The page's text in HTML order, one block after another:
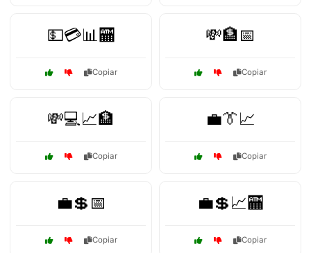
💵💳📊🏧
Copiar
💸🏦📅
Copiar
💸💻📈🏦
Copiar
💼👔📈
Copiar
💼💲📅
Copiar
💼💲📈🏧
Copiar